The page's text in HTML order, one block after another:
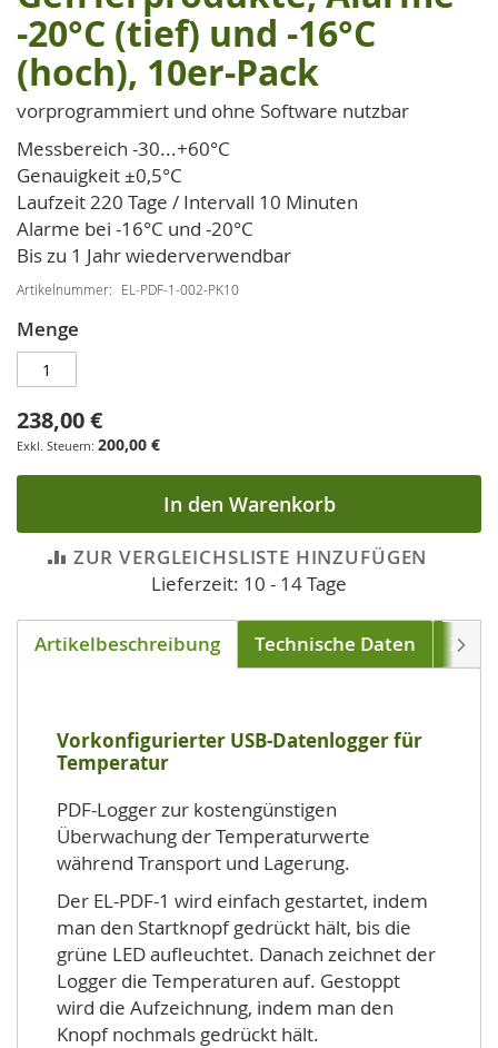
Bildgalerie
springen
-20°C (tief) und -16°C
(hoch), 10er-Pack
vorprogrammiert und ohne Software nutzbar
Messbereich -30...+60°C
Genauigkeit ±0,5°C
Laufzeit 220 Tage / Intervall 10 Minuten
Alarme bei -16°C und -20°C
Bis zu 1 Jahr wiederverwendbar
Artikelnummer EL-PDF-1-002-PK10
Menge
238,00 €
200,00 €
In den Warenkorb
ZUR VERGLEICHSLISTE HINZUFÜGEN
Lieferzeit: 10 - 14 Tage
Artikelbeschreibung Technische Daten
Vorkonfigurierter USB-Datenlogger für
Temperatur
PDF-Logger zur kostengünstigen
Überwachung der Temperaturwerte
während Transport und Lagerung.
Der EL-PDF-1 wird einfach gestartet, indem
man den Startknopf gedrückt hält, bis die
grüne LED aufleuchtet. Danach zeichnet der
Logger die Temperaturen auf. Gestoppt
wird die Aufzeichnung, indem man den
Knopf nochmals gedrückt hält.